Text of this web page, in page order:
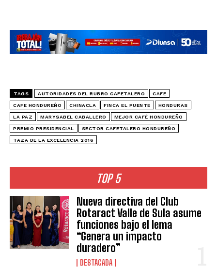
TOP 5
Nueva directiva del Club
Rotaract Valle de Sula asume
funciones bajo el lema
“Genera un impacto
duradero”
DESTACADA
TAGS AUTORIDADES DEL RUBRO CAFETALERO CAFE
CAFE HONDUREÑO CHINACLA FINCA EL PUENTE HONDURAS
LA PAZ MARYSABEL CABALLERO MEJOR CAFÉ HONDUREÑO
PREMIO PRESIDENCIAL SECTOR CAFETALERO HONDUREÑO
TAZA DE LA EXCELENCIA 2016